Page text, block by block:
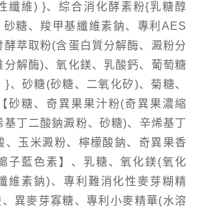
纖維) }、綜合消化酵素粉{乳糖醇
糖、羧甲基纖維素鈉、專利AES
酵萃取粉(含蛋白質分解酶、澱粉分
解酶)、氧化鎂、乳酸鈣、葡萄糖
、砂糖(砂糖、二氧化矽)、菊糖、
砂糖、奇異果果汁粉(奇異果濃縮
丁二酸鈉澱粉、砂糖)、辛烯基丁
、玉米澱粉、檸檬酸鈉、奇異果香
子藍色素】、乳糖、氧化鎂(氧化
維素鈉)、專利難消化性麥芽糊精
異麥芽寡糖、專利小麥精華(水溶